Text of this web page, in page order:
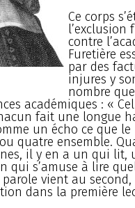
Ce corps
l’exclusion
contre
Furetière
par des
injures y
nombre
académiques : «
fait une longue
un écho ce que
quatre ensemble.
il y en a un qui lit,
qui s’amuse à lire
vient au
dans la première